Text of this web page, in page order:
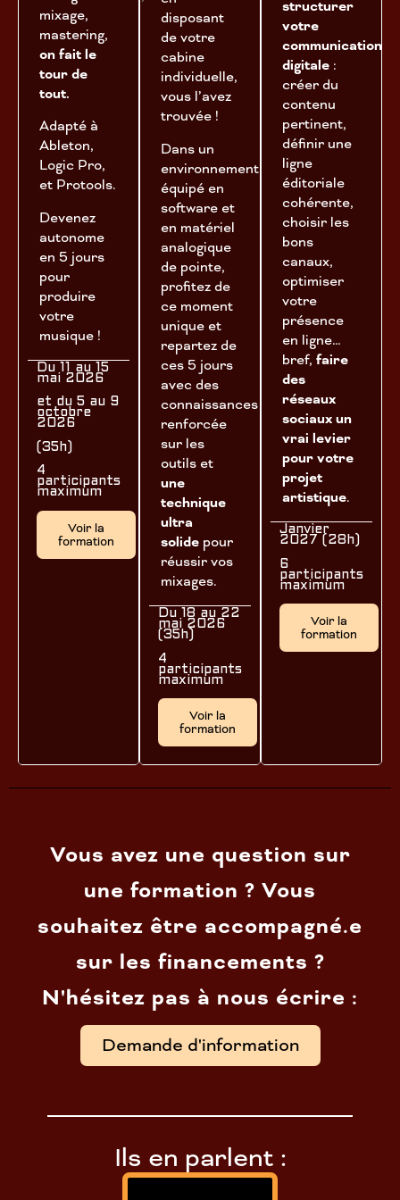
mixage,
mastering,
on fait le
tour de
tout.
Adapté à
Ableton,
Logic Pro,
et Protools.
Devenez
autonome
en 5 jours
pour
produire
votre
musique !
Du 11 au 15
mai 2026
et du 5 au 9
octobre
2026
(35h)
4
participants
maximum
Voir la
formation
disposant
de votre
cabine
individuelle,
vous l’avez
trouvée !
Dans un
environnement
équipé en
software et
en matériel
analogique
de pointe,
profitez de
ce moment
unique et
repartez de
ces 5 jours
avec des
connaissances
renforcée
sur les
outils et
une
technique
ultra
solide pour
réussir vos
mixages.
Du 18 au 22
mai 2026
(35h)
4
participants
maximum
Voir la
formation
structurer
votre
communication
digitale :
créer du
contenu
pertinent,
définir une
ligne
éditoriale
cohérente,
choisir les
bons
canaux,
optimiser
votre
présence
en ligne…
bref, faire
des
réseaux
sociaux un
vrai levier
pour votre
projet
artistique.
Janvier
2027 (28h)
6
participants
maximum
Voir la
formation
Vous avez une question sur
une formation ? Vous
souhaitez être accompagné.e
sur les financements ?
N'hésitez pas à nous écrire :
Demande d'information
Ils en parlent :